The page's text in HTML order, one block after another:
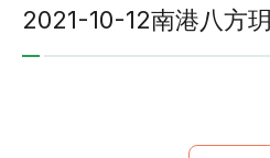
2021-10-12南港八方